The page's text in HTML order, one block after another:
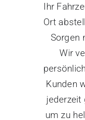
Ihr
Ort
Sorgen
Wir
Kunden
jederzeit
um zu